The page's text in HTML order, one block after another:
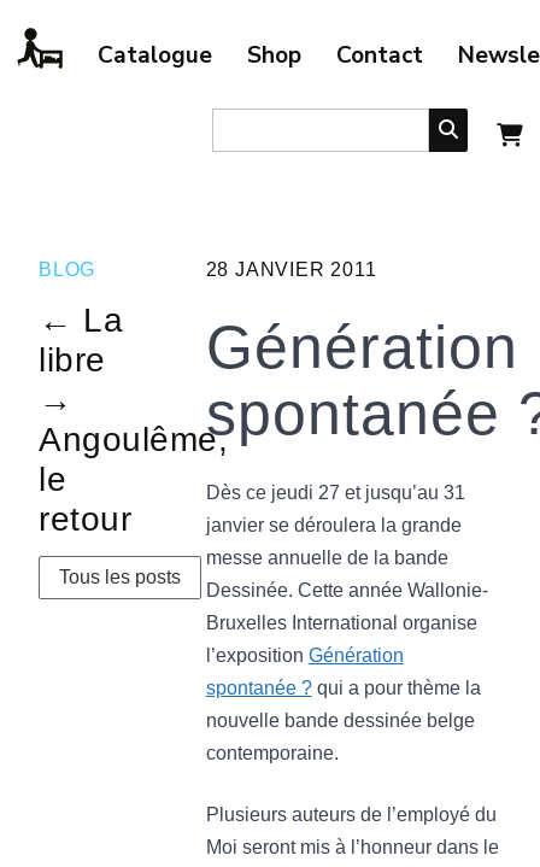
Catalogue Shop Contact
BLOG
← La
libre
→
Angoulême,
le
retour
Tous les posts
28 JANVIER 2011
Génération
spontanée
Dès ce jeudi 27 et jusqu’au 31
janvier se déroulera la grande
messe annuelle de la bande
Dessinée. Cette année Wallonie-
Bruxelles International organise
l’exposition Génération
spontanée ?qui a pour thème la
nouvelle bande dessinée belge
contemporaine.
Plusieurs auteurs de l’employé du
Moi seront mis à l’honneur dans le